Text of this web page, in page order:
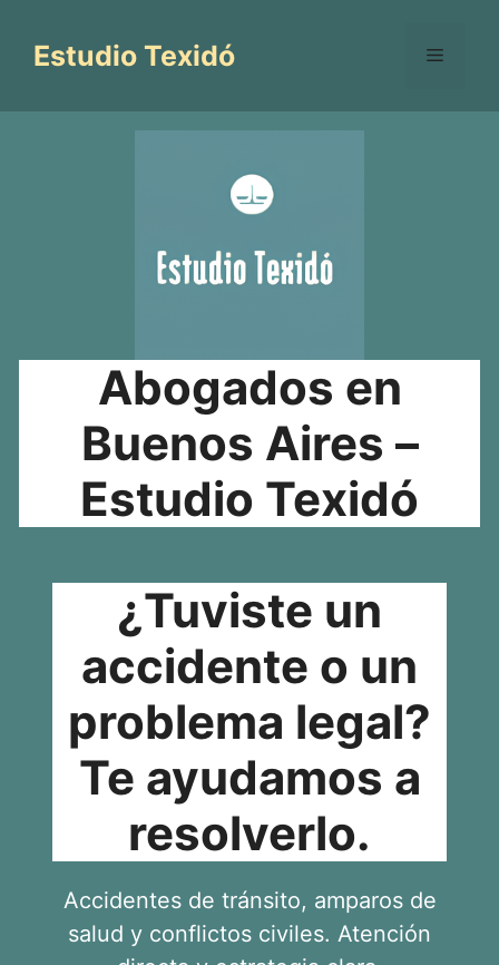
contenido
Estudio Texidó Menú
Abogados en
Buenos Aires –
Estudio Texidó
¿Tuviste un
accidente o un
problema legal?
Te ayudamos a
resolverlo.
Accidentes de tránsito, amparos de
salud y conflictos civiles. Atención